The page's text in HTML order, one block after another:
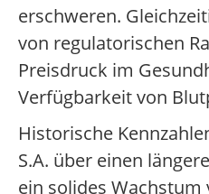
erschweren.
von regulatorischen
Preisdruck im
Verfügbarkeit von
Historische
S.A. über einen
ein solides